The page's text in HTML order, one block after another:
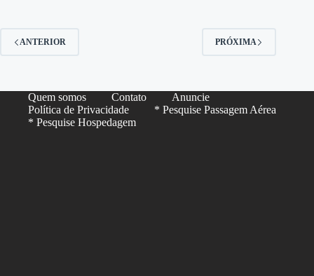
ANTERIOR PRÓXIMA
Quem somos Contato
Anuncie
Política de Privacidade
* Pesquise Passagem Aérea
* Pesquise Hospedagem